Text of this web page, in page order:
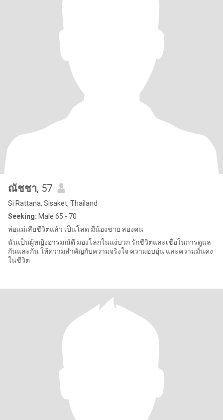
ณัชชา, 57
Si Rattana, Sisaket, Thailand
Seeking: Male 65 - 70
พ่อแม่เสียชีวิตแล้ว เป็นโสด มีน้องชาย สองคน
ฉันเป็นผู้หญิงอารมณ์ดี มองโลกในแง่บวก รักชีวิตและเชื่อในการดูแล
กันและกัน ให้ความสำคัญกับความจริงใจ ความอบอุ่น และความมั่นคง
ในชีวิต